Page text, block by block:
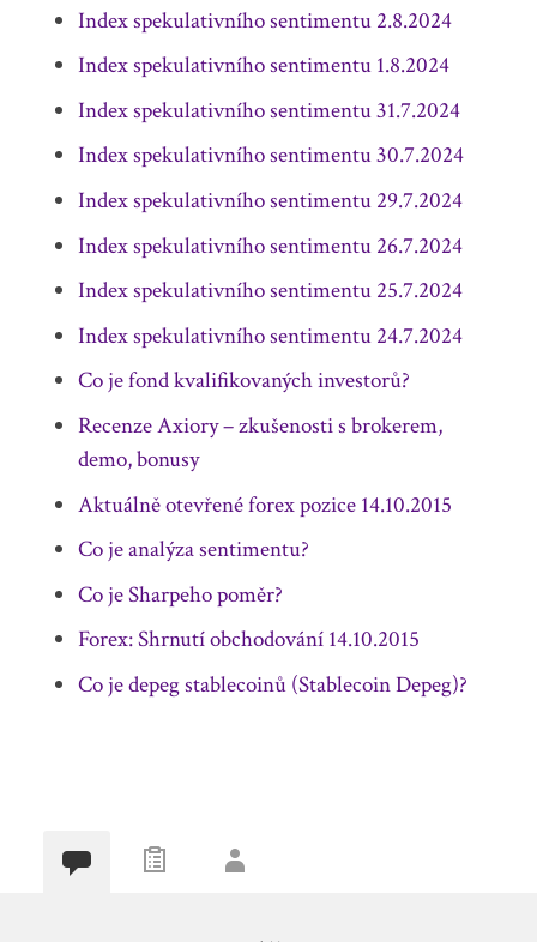
Index spekulativního sentimentu 2.8.2024
Index spekulativního sentimentu 1.8.2024
Index spekulativního sentimentu 31.7.2024
Index spekulativního sentimentu 30.7.2024
Index spekulativního sentimentu 29.7.2024
Index spekulativního sentimentu 26.7.2024
Index spekulativního sentimentu 25.7.2024
Index spekulativního sentimentu 24.7.2024
Co je fond kvalifikovaných investorů?
Recenze Axiory – zkušenosti s brokerem,
demo, bonusy
Aktuálně otevřené forex pozice 14.10.2015
Co je analýza sentimentu?
Co je Sharpeho poměr?
Forex: Shrnutí obchodování 14.10.2015
Co je depeg stablecoinů (Stablecoin Depeg)?